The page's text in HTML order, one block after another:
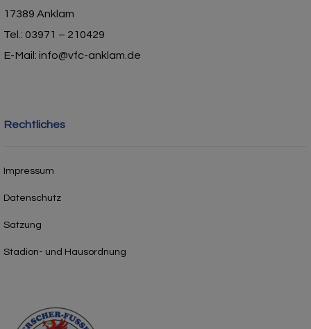
17389 Anklam
Tel.: 03971 – 210429
E-Mail: info@vfc-anklam.de
Rechtliches
Impressum
Datenschutz
Satzung
Stadion- und Hausordnung